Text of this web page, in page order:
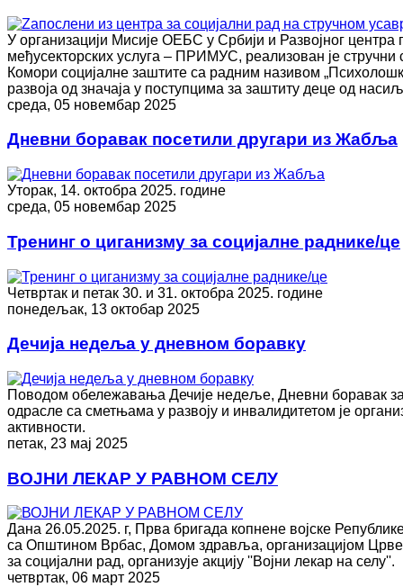
У организацији Мисије ОЕБС у Србији и Развојног центра
међусекторских услуга – ПРИМУС, реализован је стручни
Комори социјалне заштите са радним називом
развоја од значаја у поступцима за заштиту деце од
среда, 05 новембар 2025
Дневни боравак посетили другари из Жабља
Уторак, 14. октобра 2025. године
среда, 05 новембар 2025
Тренинг о циганизму за социјалне раднике/це
Четвртак и петак 30. и 31. октобра 2025. године
понедељак, 13 октобар 2025
Дечија недеља у дневном боравку
Поводом обележавања Дечије недеље, Дневни боравак
одрасле са сметњама у развоју и инвалидитетом je
активности.
петак, 23 мај 2025
ВОЈНИ ЛЕКАР У РАВНОМ СЕЛУ
Дана 26.05.2025. г, Прва бригада копнене војске
са Општином Врбас, Домом здравља, организацијом
за социјални рад, организује акцију ''Војни лекар на селу''.
четвртак, 06 март 2025